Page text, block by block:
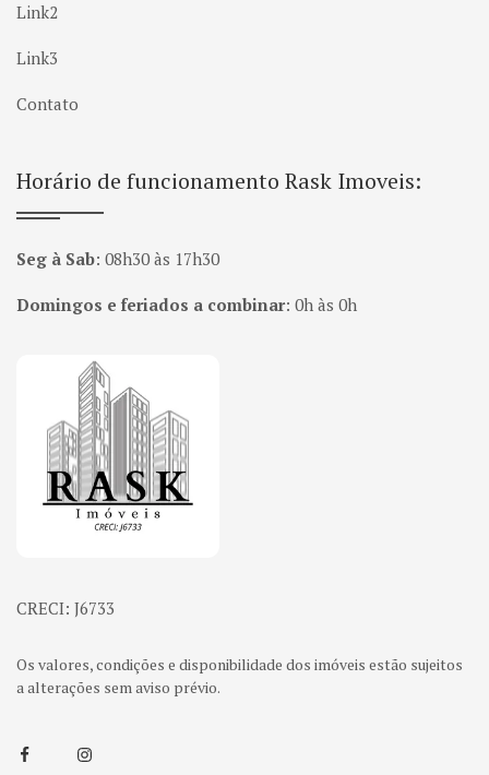
Link2
Link3
Contato
Horário de funcionamento Rask Imoveis:
Seg à Sab: 08h30 às 17h30
Domingos e feriados a combinar: 0h às 0h
Página inicial
CRECI: J6733
Os valores, condições e disponibilidade dos imóveis estão sujeitos
a alterações sem aviso prévio.
FacebookInstagram